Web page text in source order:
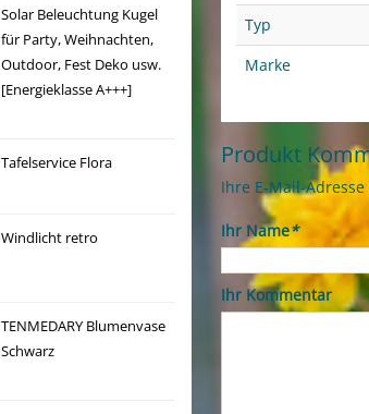
Solar Beleuchtung Kugel
für Party, Weihnachten,
Outdoor, Fest Deko usw.
[Energieklasse A+++]
Tafelservice Flora
Windlicht retro
TENMEDARY Blumenvase
Schwarz
Typ
Marke
Produkt
Ihre E-Mail-
Ihr Name*
Ihr Kommentar